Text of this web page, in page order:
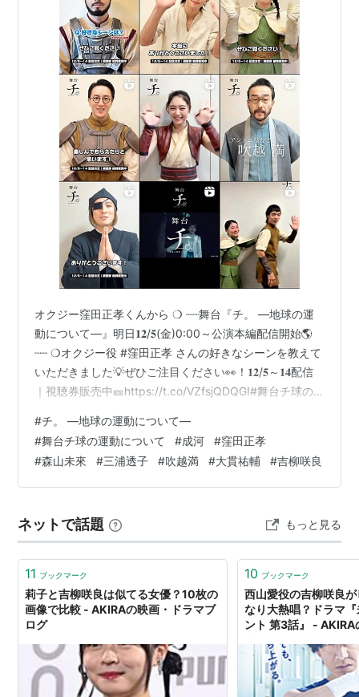
オクジー窪田正孝くんから ❍ ┈┈舞台『チ。 ―地球の運
動について―』明日𝟏𝟐/𝟓(金)0:00～公演本編配信開始🌎
┈┈ ❍オクジー役 #窪田正孝 さんの好きなシーンを教えて
いただきました💡ぜひご注目ください👀！𝟏𝟐/𝟓～𝟏𝟒配信
｜視聴券販売中🎫https://t.co/VZfsjQDQGI#舞台チ球の
ステージ｜舞台制作＆チケット販売 (@horipro_stage)
2025年12月4日 ノヴァク森山未來くんから バデーニ、シ
ュミット役の成河くんから（相変わらず早口😃しゃべり
たいことが頭の中にありすぎるのでしょう…
#チ。 —地球の運動について—
#舞台チ球の運動について #成河 #窪田正孝
#森山未來 #三浦透子 #吹越満 #大貫祐輔 #吉柳咲良
ネットで話題 もっと見る
11 ブックマーク
莉子と吉柳咲良は似てる女優？10枚の
画像で比較 - AKIRAの映画・ドラマブ
ログ
10 ブックマーク
西山愛役の吉柳咲良
なり大熱唱？ドラマ
ント 第3話』 - AKIRA